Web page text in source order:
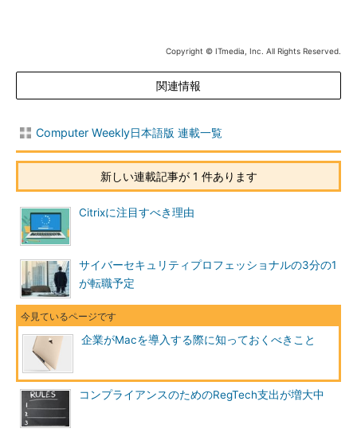
Copyright © ITmedia, Inc. All Rights Reserved.
関連情報
Computer Weekly日本語版 連載一覧
新しい連載記事が 1 件あります
Citrixに注目すべき理由
サイバーセキュリティプロフェッショナルの3分の1
が転職予定
企業がMacを導入する際に知っておくべきこと
コンプライアンスのためのRegTech支出が増大中